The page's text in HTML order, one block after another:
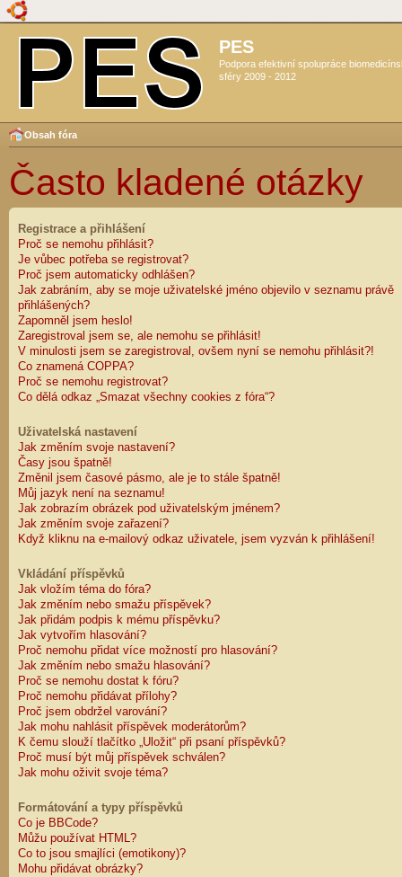
PES
Podpora efektivní spolupráce
sféry 2009 - 2012
Obsah fóra
Často kladené otázky
Registrace a přihlášení
Proč se nemohu přihlásit?
Je vůbec potřeba se registrovat?
Proč jsem automaticky odhlášen?
Jak zabráním, aby se moje uživatelské jméno objevilo v seznamu právě
přihlášených?
Zapomněl jsem heslo!
Zaregistroval jsem se, ale nemohu se přihlásit!
V minulosti jsem se zaregistroval, ovšem nyní se nemohu přihlásit?!
Co znamená COPPA?
Proč se nemohu registrovat?
Co dělá odkaz „Smazat všechny cookies z fóra“?
Uživatelská nastavení
Jak změním svoje nastavení?
Časy jsou špatně!
Změnil jsem časové pásmo, ale je to stále špatně!
Můj jazyk není na seznamu!
Jak zobrazím obrázek pod uživatelským jménem?
Jak změním svoje zařazení?
Když kliknu na e-mailový odkaz uživatele, jsem vyzván k přihlášení!
Vkládání příspěvků
Jak vložím téma do fóra?
Jak změním nebo smažu příspěvek?
Jak přidám podpis k mému příspěvku?
Jak vytvořím hlasování?
Proč nemohu přidat více možností pro hlasování?
Jak změním nebo smažu hlasování?
Proč se nemohu dostat k fóru?
Proč nemohu přidávat přílohy?
Proč jsem obdržel varování?
Jak mohu nahlásit příspěvek moderátorům?
K čemu slouží tlačítko „Uložit“ při psaní příspěvků?
Proč musí být můj příspěvek schválen?
Jak mohu oživit svoje téma?
Formátování a typy příspěvků
Co je BBCode?
Můžu používat HTML?
Co to jsou smajlíci (emotikony)?
Mohu přidávat obrázky?